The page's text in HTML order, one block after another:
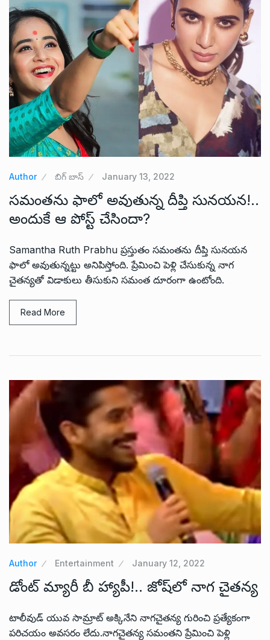
Author బిగ్ బాస్ January 13, 2022
సమంతను ఫాలో అవుతున్న దీప్తి సునయన!..
అందుకే ఆ పోస్ట్ చేసిందా?
Samantha Ruth Prabhu ప్రస్తుతం సమంతను దీప్తి సునయన
ఫాలో అవుతున్నట్టు అనిపిస్తోంది. ప్రేమించి పెళ్లి చేసుకున్న నాగ
చైతన్యతో విడాకులు తీసుకుని సమంత దూరంగా ఉంటోంది.
Read More
Author Entertainment January 12, 2022
డోంట్ మ్యారీ బీ హ్యాపీ!.. జోష్‌లో నాగ చైతన్య
టాలీవుడ్ యువ సామ్రాట్ అక్కినేని నాగచైతన్య గురించి ప్రత్యేకంగా
పరిచయం అవసరం లేదు.నాగచైతన్య సమంతని ప్రేమించి పెళ్లి